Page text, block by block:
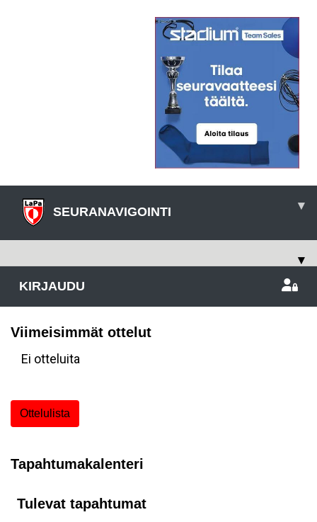
SEURANAVIGOINTI ▾
▾
KIRJAUDU
Viimeisimmät ottelut
Ei otteluita
Ottelulista
Tapahtumakalenteri
Tulevat tapahtumat